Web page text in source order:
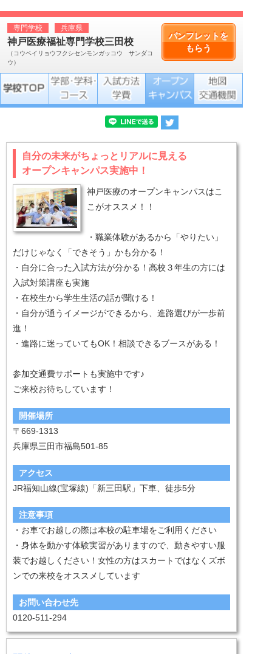
パンフレットを
もらう
専門学校 兵庫県
神戸医療福祉専門学校三田校
（コウベイリョウフクシセンモンガッコウ サンダコ
ウ）
自分の未来がちょっとリアルに見える
オープンキャンパス実施中！
神戸医療のオープンキャンパスはこ
こがオススメ！！
・職業体験があるから「やりたい」
だけじゃなく「できそう」かも分かる！
・自分に合った入試方法が分かる！高校３年生の方には
入試対策講座も実施
・在校生から学生生活の話が聞ける！
・自分が通うイメージができるから、進路選びが一歩前
進！
・進路に迷っていてもOK！相談できるブースがある！
参加交通費サポートも実施中です♪
ご来校お待ちしています！
開催場所
〒669-1313
兵庫県三田市福島501-85
アクセス
JR福知山線(宝塚線)「新三田駅」下車、徒歩5分
注意事項
・お車でお越しの際は本校の駐車場をご利用ください
・身体を動かす体験実習がありますので、動きやすい服
装でお越しください！女性の方はスカートではなくズボ
ンでの来校をオススメしています
お問い合わせ先
0120-511-294